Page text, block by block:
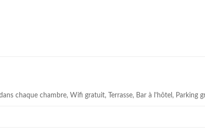
chaque chambre, Wifi gratuit, Terrasse, Bar à l'hôtel, Parking